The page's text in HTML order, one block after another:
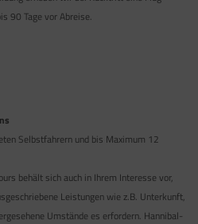
90 Tage vor Abreise.
Selbstfahrern und bis Maximum 12
behält sich auch in Ihrem Interesse vor,
Leistungen wie z.B. Unterkunft,
Umstände es erfordern. Hannibal-